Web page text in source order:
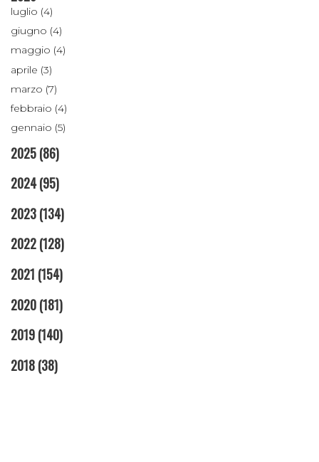
luglio (4)
giugno (4)
maggio (4)
aprile (3)
marzo (7)
febbraio (4)
gennaio (5)
2025(86)
2024(95)
2023(134)
2022(128)
2021 (154)
2020(181)
2019(140)
2018(38)